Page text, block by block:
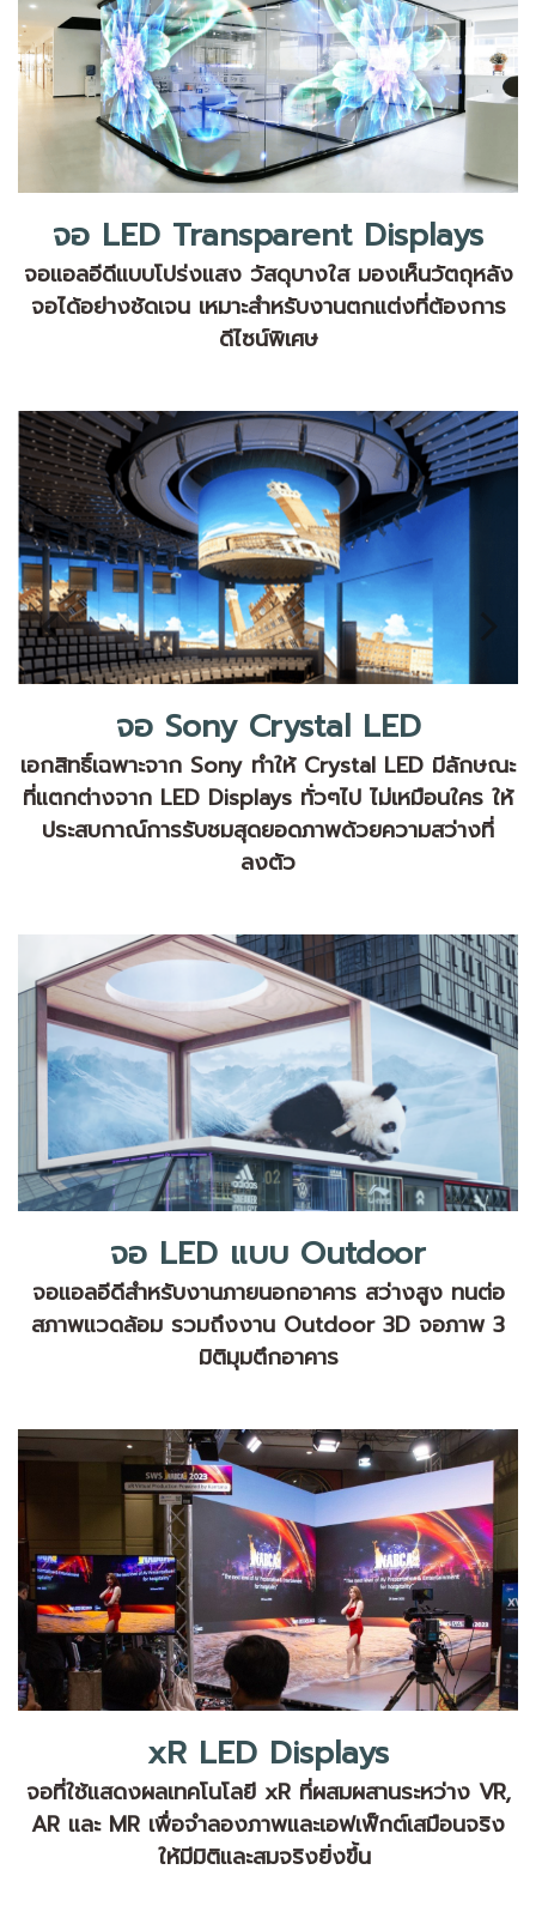
จอ LED Transparent Displays
จอแอลอีดีแบบโปร่งแสง วัสดุบางใส มองเห็นวัตถุหลัง
จอได้อย่างชัดเจน เหมาะสำหรับงานตกแต่งที่ต้องการ
ดีไซน์พิเศษ
จอ Sony Crystal LED
เอกสิทธิ์เฉพาะจาก Sony ทำให้ Crystal LED มีลักษณะ
ที่แตกต่างจาก LED Displays ทั่วๆไป ไม่เหมือนใคร ให้
ประสบกาณ์การรับชมสุดยอดภาพด้วยความสว่างที่
ลงตัว
จอ LED แบบ Outdoor
จอแอลอีดีสำหรับงานภายนอกอาคาร สว่างสูง ทนต่อ
สภาพแวดล้อม รวมถึงงาน Outdoor 3D จอภาพ 3
มิติมุมตึกอาคาร
xR LED Displays
จอที่ใช้แสดงผลเทคโนโลยี xR ที่ผสมผสานระหว่าง VR,
AR และ MR เพื่อจำลองภาพและเอฟเฟ็กต์เสมือนจริง
ให้มีมิติและสมจริงยิ่งขึ้น